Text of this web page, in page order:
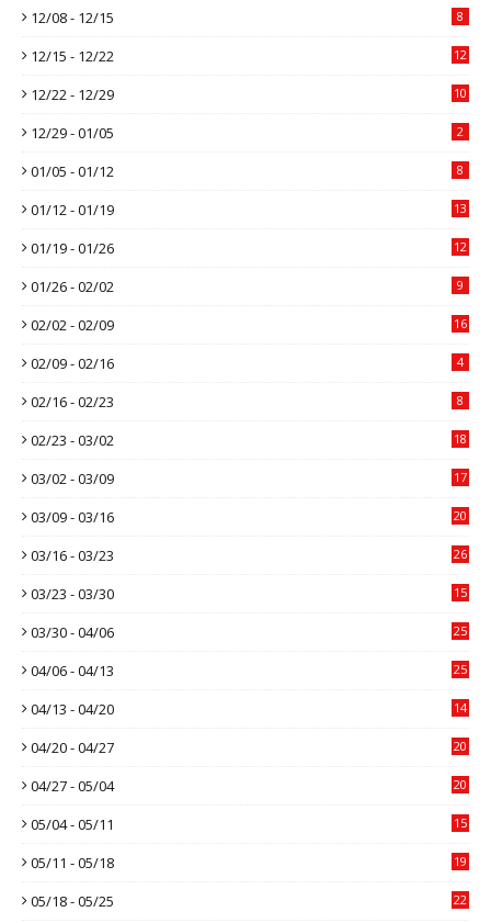
12/08 - 12/15 8
12/15 - 12/22 12
12/22 - 12/29 10
12/29 - 01/05 2
01/05 - 01/12 8
01/12 - 01/19 13
01/19 - 01/26 12
01/26 - 02/02 9
02/02 - 02/09 16
02/09 - 02/16 4
02/16 - 02/23 8
02/23 - 03/02 18
03/02 - 03/09 17
03/09 - 03/16 20
03/16 - 03/23 26
03/23 - 03/30 15
03/30 - 04/06 25
04/06 - 04/13 25
04/13 - 04/20 14
04/20 - 04/27 20
04/27 - 05/04 20
05/04 - 05/11 15
05/11 - 05/18 19
05/18 - 05/25 22